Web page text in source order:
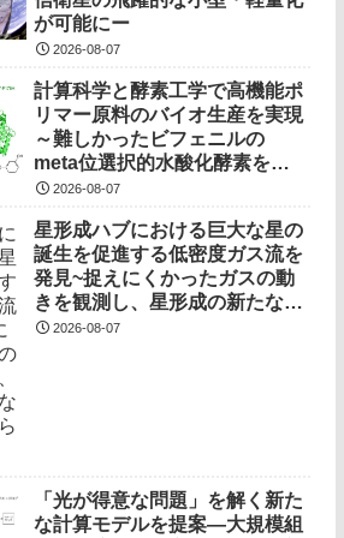
が可能にー
2026-08-07
計算科学と酵素工学で高機能ポ
リマー原料のバイオ生産を実現
～難しかったビフェニルの
meta位選択的水酸化酵素を開
発～2026-08-07
星形成ハブにおける巨大な星の
誕生を促進する低密度ガス流を
発見~捉えにくかったガスの動
きを観測し、星形成の新たなプ
ロセスを明らかに~
2026-08-07
「光が得意な問題」を解く新た
な計算モデルを提案―大規模組